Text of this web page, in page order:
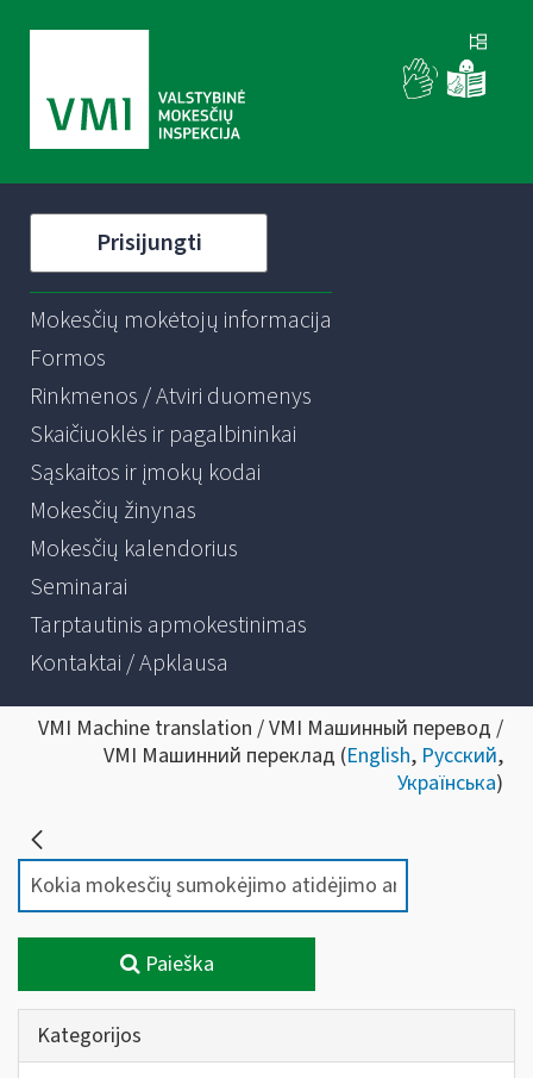
Prisijungti
Mokesčių mokėtojų informacija
Formos
Rinkmenos / Atviri duomenys
Skaičiuoklės ir pagalbininkai
Sąskaitos ir įmokų kodai
Mokesčių žinynas
Mokesčių kalendorius
Seminarai
Tarptautinis apmokestinimas
Kontaktai / Apklausa
VMI Machine translation / VMI Машинный перевод /
VMI Машинний переклад (English, Русский,
Українська)
Paieška
Kategorijos